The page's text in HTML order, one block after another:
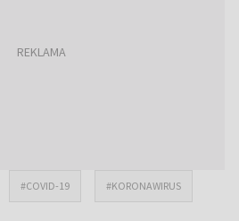
#COVID-19 #KORONAWIRUS